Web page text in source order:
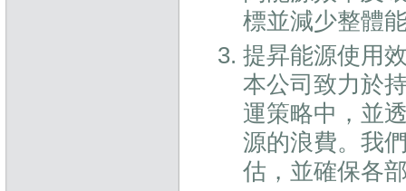
標並減少整體
提昇能源使用
本公司致力於
運策略中，並
源的浪費。我
估，並確保各